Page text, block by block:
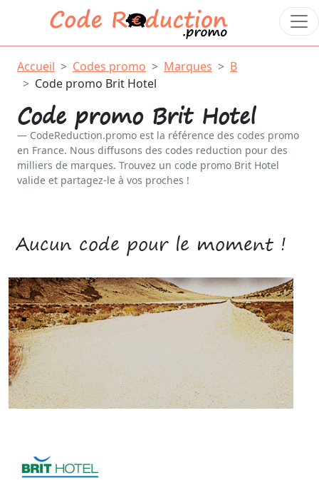
Accueil Codes promo Marques
B
Code promo Brit Hotel
Code promo Brit Hotel
CodeReduction.promo est la référence des codes promo
en France. Nous diffusons des codes reduction pour des
milliers de marques. Trouvez un code promo Brit Hotel
valide et partagez-le à vos proches !
Aucun code pour le moment !